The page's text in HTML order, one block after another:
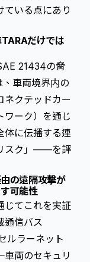
ている点にあり
だけでは
21434の脅
車両境界内の
ネクテッドカー
ワーク）を通じ
体に伝播する連
スク」——を評
の遠隔攻撃が
可能性
じてこれを実証
通信バス
ルラーネット
車両のセキュリ